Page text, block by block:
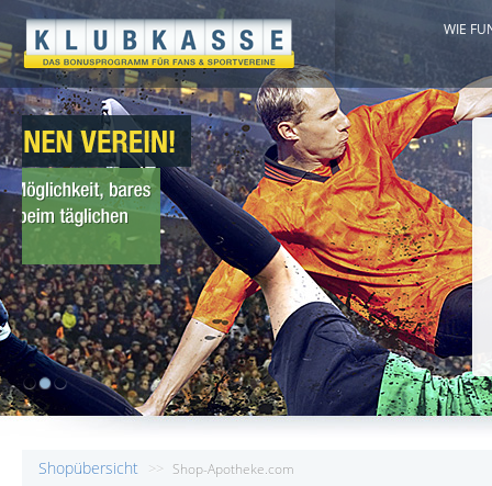
WIE
1
Shopübersicht >> Shop-Apotheke.com